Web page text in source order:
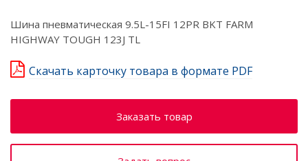
Шина пневматическая 9.5L-15FI 12PR BKT FARM
HIGHWAY TOUGH 123J TL
Скачать карточку товара в формате PDF
Заказать товар